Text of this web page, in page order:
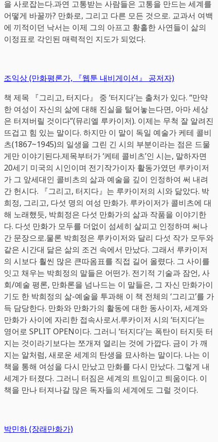
을 사로잡는다.과연 고통받는 사람들은 고통을 만드는 세계를
어떻게 바꿀까? 만화로, 그리고 다른 모든 것으로. 교과서 여백
에 끼적이던 낙서는 이제 그의 아프고 황홀한 사연들이 삶의
이정표로 각인된 매력적인 지도가 되었다.
조익상 (만화평론가, 『웹툰 내비게이션』 공저자)
책 제목 『그리고, 터지다』 중 ‘터지다’는 출처가 있다. “만약
한 여성이 자신의 삶에 대해 진실을 털어놓는다면, 아마 세상
은 터져버릴 것이다”(뮤리엘 루카이저). 이제는 무척 잘 알려진
뜨겁고 힘 있는 말이다. 하지만 이 말이 독일 예술가 케테 콜비
츠(1867~1945)의 일생을 그린 긴 시의 부분이라는 점은 드물
게만 이야기된다.제목부터가 ‘케테 콜비츠’인 시는, 말하자면
20세기 미국의 시인이며 전기작가이자 활동가였던 루카이저
가 그 앞세대인 콜비츠의 삶과 예술을 깊이 인정하여 써 내려
간 헌시다. 『그리고, 터지다』는 루카이저의 시와 닮았다. 박
희정, 그리고, 다섯 명의 여성 만화가. 루카이저가 콜비츠에 대
해 노래했듯, 박희정은 다섯 만화가의 삶과 작품을 이야기한
다. 다섯 만화가 모두를 더없이 섬세히 살피고 인정하며 써나
간 문장으로.물론 박희정은 루카이저와 달리 다섯 작가 모두와
같은 시간대 닮은 삶의 조건 속에서 만났다. 그래서 루카이저
의 시보다 훨씬 많은 큰따옴표를 직접 길어 올렸다. 그 사이를
잇고 채우는 박희정의 말들은 어떤가. 전기적 기술과 잠언, 사
회/예술 평론, 만화론을 넘나드는 이 말들은, 그 자신 만화가이
기도 한 박희정의 삶-예술을 투과해 이 책 전체의 ‘그리고’를 가
득 담당한다. 만화와 만화가의 활동에 대한 동사이자, 세계와
만화가 사이에 자리한 접속사로서.루카이저 시의 ‘터지다’는
영어로 SPLIT OPEN이다. 그러니 ‘터지다’는 폭탄이 터지듯 터
지는 것이라기보다는 쪼개져 열리는 것에 가깝다. 금이 가 깨
지는 알처럼, 새로운 세계의 탄생을 묘사하는 말이다. 나는 이
책을 통해 여성을 다시 만났고 만화를 다시 만났다. 그렇게 내
세계가 터졌다. 그러니 터짐은 세계의 트임이고 틔움이다. 이
책을 만나 터져나갈 많은 독자들의 세계에도 그럴 것이다.
박민하 (장래만화가)